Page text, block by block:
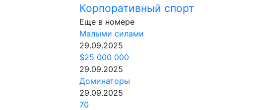
Корпоративный спорт
Еще в номере
Малыми силами
29.09.2025
$25 000 000
29.09.2025
Доминаторы
29.09.2025
70